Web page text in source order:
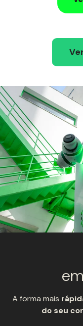
A forma mais
do seu